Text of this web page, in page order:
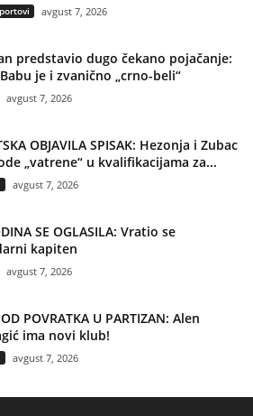
avgust 7, 2026
predstavio dugo čekano pojačanje:
je i zvanično „crno-beli“
avgust 7, 2026
OBJAVILA SPISAK: Hezonja i Zubac
„vatrene“ u kvalifikacijama za...
avgust 7, 2026
SE OGLASILA: Vratio se
kapiten
avgust 7, 2026
POVRATKA U PARTIZAN: Alen
ima novi klub!
avgust 7, 2026